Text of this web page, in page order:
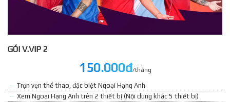
GÓI V.VIP 2
150.000đ/tháng
Trọn vẹn thể thao, đặc biệt Ngoại Hạng Anh
Xem Ngoại Hạng Anh trên 2 thiết bị (Nội dung khác 5 thiết bị)